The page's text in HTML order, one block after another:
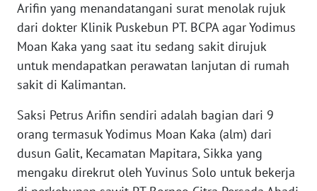
Arifin yang menandatangani surat menolak rujuk
dari dokter Klinik Puskebun PT. BCPA agar Yodimus
Moan Kaka yang saat itu sedang sakit dirujuk
untuk mendapatkan perawatan lanjutan di rumah
sakit di Kalimantan.
Saksi Petrus Arifin sendiri adalah bagian dari 9
orang termasuk Yodimus Moan Kaka (alm) dari
dusun Galit, Kecamatan Mapitara, Sikka yang
mengaku direkrut oleh Yuvinus Solo untuk bekerja
BANTEN
WN
WN
KEPRI